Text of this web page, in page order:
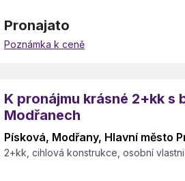
Pronajato
Poznámka k ceně
K pronájmu krásné 2+kk s
Modřanech
Písková, Modřany, Hlavní město
2+kk, cihlová konstrukce, osobní